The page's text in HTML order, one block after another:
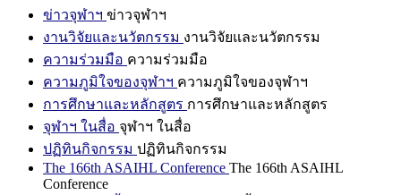
ข่าวจุฬาฯ ข่าวจุฬาฯ
งานวิจัยและนวัตกรรม งานวิจัยและนวัตกรรม
ความร่วมมือ ความร่วมมือ
ความภูมิใจของจุฬาฯ ความภูมิใจของจุฬาฯ
การศึกษาและหลักสูตร การศึกษาและหลักสูตร
จุฬาฯ ในสื่อ จุฬาฯ ในสื่อ
ปฏิทินกิจกรรม ปฏิทินกิจกรรม
The 166th ASAIHL Conference The 166th ASAIHL
Conference